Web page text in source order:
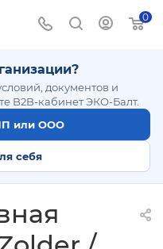
0
документов и
B2B-кабинет ЭКО-Балт.
или ООО
себя